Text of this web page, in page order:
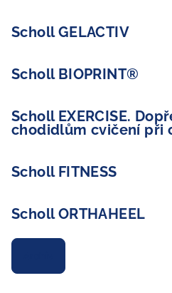
Scholl GELACTIV
Scholl BIOPRINT®
Scholl EXERCISE.
chodidlům cvičení při
Scholl FITNESS
Scholl ORTHAHEEL